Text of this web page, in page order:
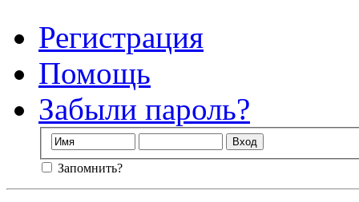
Регистрация
Помощь
Забыли пароль?
Запомнить?